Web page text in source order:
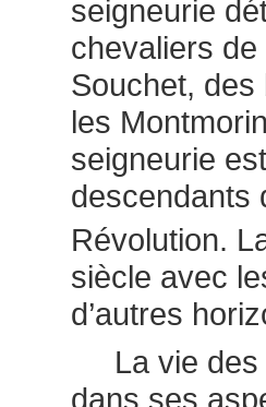
seigneurie
chevaliers
Souchet,
les
seigneurie
descendants
Révolution.
siècle avec
d’autres
La vie des
dans ses